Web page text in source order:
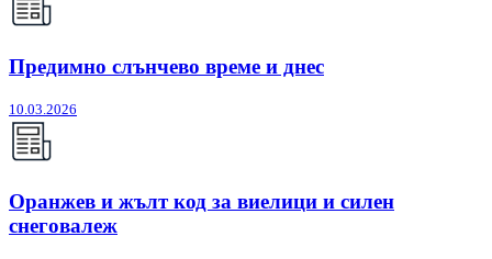
Предимно слънчево време и днес
10.03.2026
Оранжев и жълт код за виелици и силен
снеговалеж